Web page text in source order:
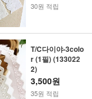
30원 적립
T/C다이야-3colo
r (1필) (133022
2)
3,500원
35원 적립